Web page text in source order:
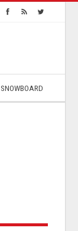
SNOWBOARD